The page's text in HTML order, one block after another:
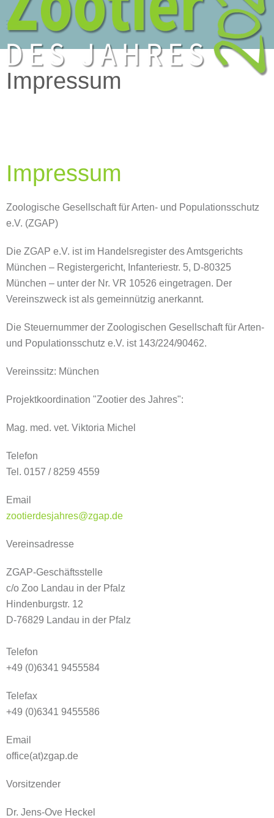
Zum Hauptinhalt springen
Impressum
Impressum
Zoologische Gesellschaft für Arten- und Populationsschutz
e.V. (ZGAP)
Die ZGAP e.V. ist im Handelsregister des Amtsgerichts
München – Registergericht, Infanteriestr. 5, D-80325
München – unter der Nr. VR 10526 eingetragen. Der
Vereinszweck ist als gemeinnützig anerkannt.
Die Steuernummer der Zoologischen Gesellschaft für Arten-
und Populationsschutz e.V. ist 143/224/90462.
Vereinssitz: München
Projektkoordination "Zootier des Jahres":
Mag. med. vet. Viktoria Michel
Telefon
Tel. 0157 / 8259 4559
Email
zootierdesjahres@zgap.de
Vereinsadresse
ZGAP-Geschäftsstelle
c/o Zoo Landau in der Pfalz
Hindenburgstr. 12
D-76829 Landau in der Pfalz
Telefon
+49 (0)6341 9455584
Telefax
+49 (0)6341 9455586
Email
office(at)zgap.de
Vorsitzender
Dr. Jens-Ove Heckel